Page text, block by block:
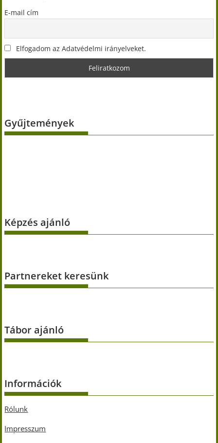
E-mail cím
Elfogadom az Adatvédelmi irányelveket.
Gyűjtemények
Képzés ajánló
Partnereket keresünk
Tábor ajánló
Információk
Rólunk
Impresszum